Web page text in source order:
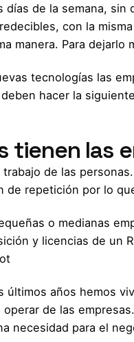
de la semana, sin
con la
manera. Para dejarlo
tecnologías las
hacer la
tienen las
trabajo de las
de repetición por lo
o medianas
y licencias de un
últimos años hemos
de las
necesidad para el